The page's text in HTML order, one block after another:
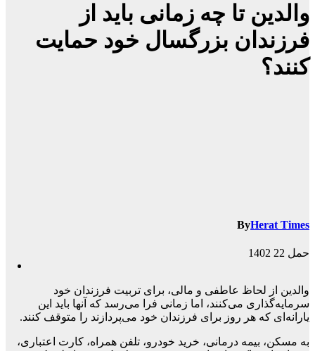
والدین تا چه زمانی باید از
فرزندان بزرگسال خود حمایت
کنند؟
ByHerat Times
حمل 22 1402
والدین از لحاظ عاطفی و مالی، برای تربیت فرزندان خود
سرمایه‌گذاری می‌کنند، اما زمانی فرا می‌رسد که آنها باید این
یارانه‌ای که هر روز برای فرزندان خود می‌پردازند را متوقف کنند.
به مسکن، بیمه درمانی، خرید خودرو، تلفن همراه، کارت اعتباری،